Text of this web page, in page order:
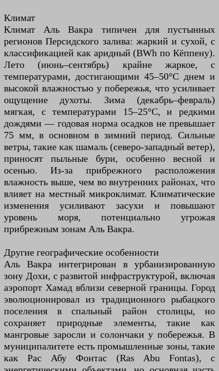
Климат
Климат Аль Вакра типичен для пустынных
регионов Персидского залива: жаркий и сухой, с
классификацией как аридный (BWh по Кёппену).
Лето (июнь–сентябрь) крайне жаркое, с
температурами, достигающими 45–50°C днем и
высокой влажностью у побережья, что усиливает
ощущение духоты. Зима (декабрь–февраль)
мягкая, с температурами 15–25°C, и редкими
дождями — годовая норма осадков не превышает
75 мм, в основном в зимний период. Сильные
ветры, такие как шамаль (северо-западный ветер),
приносят пыльные бури, особенно весной и
осенью. Из-за прибрежного расположения
влажность выше, чем во внутренних районах, что
влияет на местный микроклимат. Климатические
изменения усиливают засухи и повышают
уровень моря, потенциально угрожая
прибрежным зонам Аль Вакра.
Другие географические особенности
Аль Вакра интегрирован в урбанизированную
зону Дохи, с развитой инфраструктурой, включая
аэропорт Хамад вблизи северной границы. Город
эволюционировал из традиционного рыбацкого
поселения в спальный район столицы, но
сохраняет природные элементы, такие как
мангровые заросли и солончаки у побережья. В
муниципалитете есть промышленные зоны, такие
как Рас Абу Фонтас (Ras Abu Fontas), с